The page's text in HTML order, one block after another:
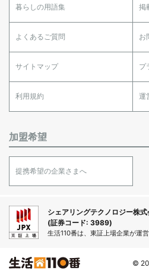
暮らしの用語集 掲
よくあるご質問 お
サイトマップ プ
利用規約 運
加盟希望
提携希望の企業さまへ
シェアリングテクノロジー株式
(証券コード: 3989)
生活110番は、東証上場企業が運営
©